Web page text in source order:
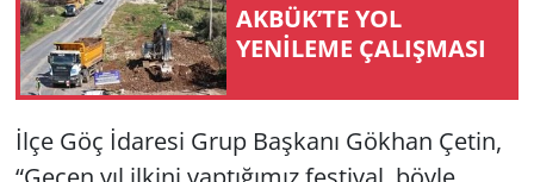
AKBÜK’TE YOL
YENİLEME ÇALIŞMASI
İlçe Göç İdaresi Grup Başkanı Gökhan Çetin,